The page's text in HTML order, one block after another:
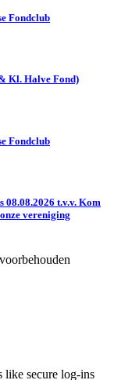
Fondclub
Kl. Halve Fond)
Fondclub
08.08.2026 t.v.v. Kom
vereniging
like secure log-ins